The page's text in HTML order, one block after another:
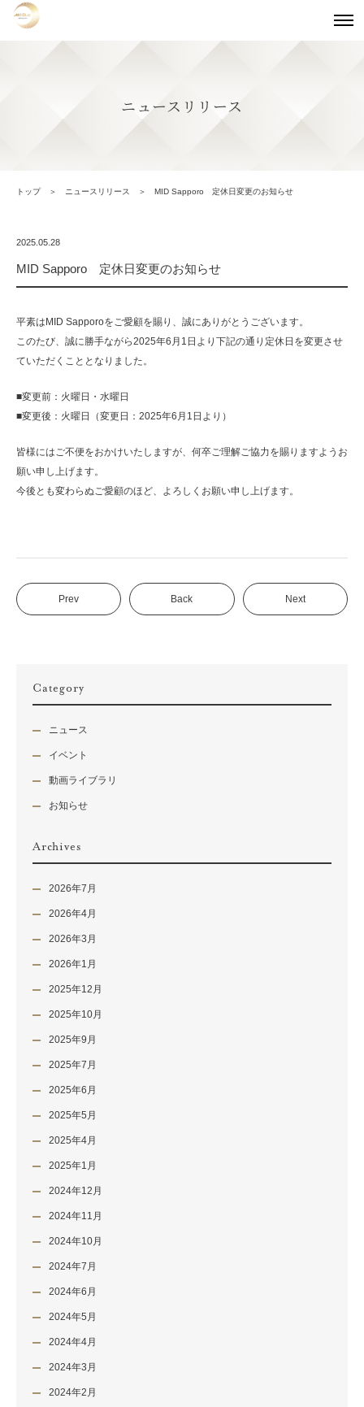
ニュースリリース
トップ ニュースリリース MID Sapporo 定休日変更のお知らせ
2025.05.28
MID Sapporo 定休日変更のお知らせ
平素は MID Sapporoをご愛顧を賜り、誠にありがとうございます。
このたび、誠に勝手ながら2025年6 月 1 日より下記の通り定休日を変更させ
ていただくこととなりました。
■変更前：火曜日・水曜日
■変更後：火曜日（変更日： 2025年6 月 1 日より）
皆様にはご不便をおかけいたしますが、何卒ご理解ご協力を賜りますようお
願い申し上げます。
今後とも変わらぬご愛顧のほど、よろしくお願い申し上げます。
Prev Back Next
Category
ニュース
イベント
動画ライブラリ
お知らせ
Archives
2026年7月
2026年4月
2026年3月
2026年1月
2025年12月
2025年10月
2025年9月
2025年7月
2025年6月
2025年5月
2025年4月
2025年1月
2024年12月
2024年11月
2024年10月
2024年7月
2024年6月
2024年5月
2024年4月
2024年3月
2024年2月